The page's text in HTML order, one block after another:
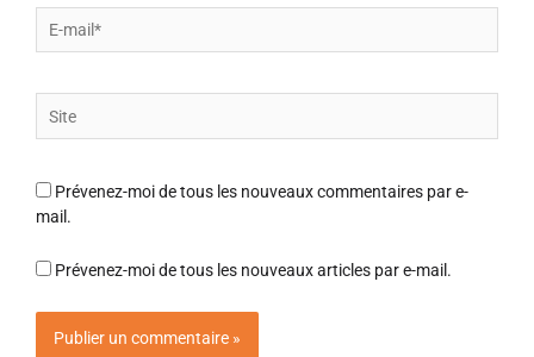
Prévenez-moi de tous les nouveaux commentaires par e-
mail.
Prévenez-moi de tous les nouveaux articles par e-mail.